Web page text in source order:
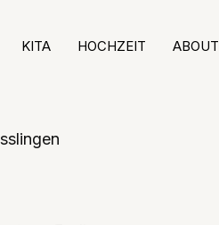
KITA HOCHZEIT ABOUT